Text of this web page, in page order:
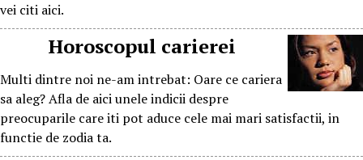
vei citi aici.
Horoscopul carierei
Multi dintre noi ne-am intrebat: Oare ce cariera
sa aleg? Afla de aici unele indicii despre
preocuparile care iti pot aduce cele mai mari satisfactii, in
functie de zodia ta.